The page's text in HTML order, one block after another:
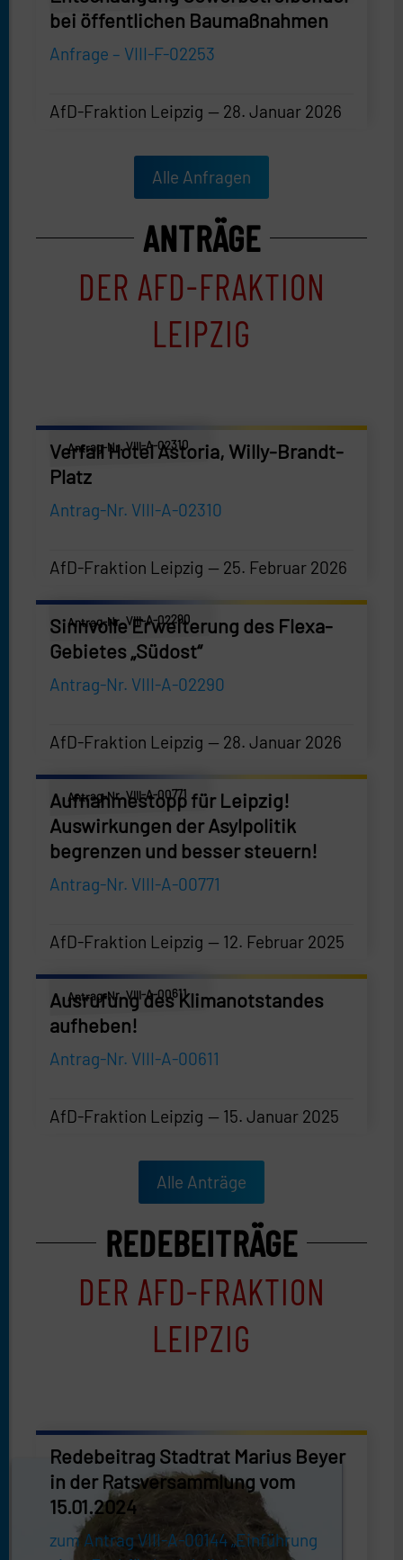
bei öffentlichen Baumaßnahmen
Anfrage – VIII-F-02253
AfD-Fraktion Leipzig 28. Januar 2026
AfD-Fraktion Leipzig — 28. Januar 2026
Alle Anfragen
ANTRÄGE
DER AFD-FRAKTION
LEIPZIG
Antrag-Nr. VIII-A-02310
Verfall Hotel Astoria, Willy-Brandt-
Platz
Antrag-Nr. VIII-A-02310
AfD-Fraktion Leipzig 25. Februar 2026
AfD-Fraktion Leipzig — 25. Februar 2026
Antrag-Nr. VIII-A-02290
Sinnvolle Erweiterung des Flexa-
Gebietes „Südost“
Antrag-Nr. VIII-A-02290
AfD-Fraktion Leipzig 28. Januar 2026
AfD-Fraktion Leipzig — 28. Januar 2026
Antrag-Nr. VIII-A-00771
Aufnahmestopp für Leipzig!
Auswirkungen der Asylpolitik
begrenzen und besser steuern!
Antrag-Nr. VIII-A-00771
AfD-Fraktion Leipzig 12. Februar 2025
AfD-Fraktion Leipzig — 12. Februar 2025
Antrag-Nr. VIII-A-00611
Ausrufung des Klimanotstandes
aufheben!
Antrag-Nr. VIII-A-00611
AfD-Fraktion Leipzig 15. Januar 2025
AfD-Fraktion Leipzig — 15. Januar 2025
Alle Anträge
REDEBEITRÄGE
DER AFD-FRAKTION
LEIPZIG
Redebeitrag Stadtrat Marius Beyer
in der Ratsversammlung vom
15.01.2024
zum Antrag VIII-A-00144 „Einführung